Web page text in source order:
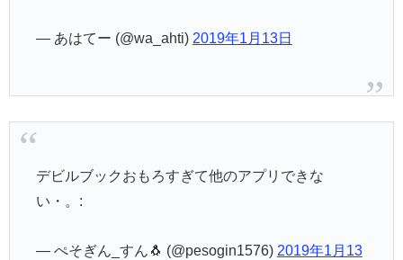
— あはてー (@wa_ahti) 2019年1月13日
デビルブックおもろすぎて他のアプリできな
い・。:
— ぺそぎん_すん🐧 (@pesogin1576) 2019年1月13